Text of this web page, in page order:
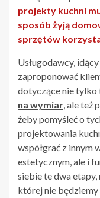
projekty kuchni
sposób żyją
sprzętów
Usługodawcy,
zaproponować
dotyczące nie tylko
na wymiar, ale też
żeby pomyśleć o
projektowania
współgrać z innym
estetycznym, ale i
siebie te dwa
której nie